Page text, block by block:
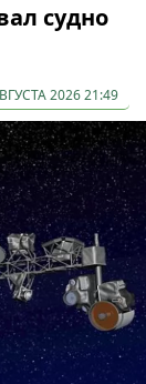
судно
2026 21:49